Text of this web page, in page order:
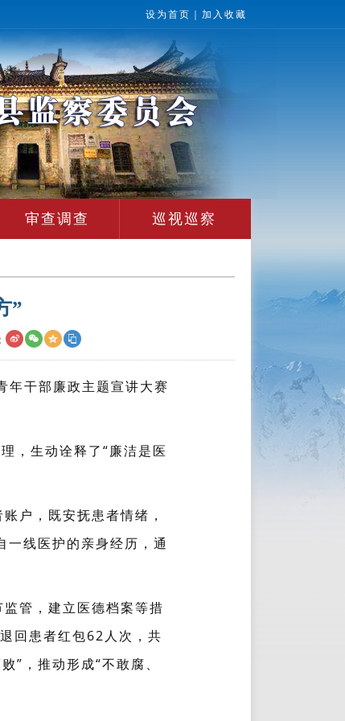
设为首页 加入收藏
审查调查 巡视巡察
”
年干部廉政主题宣讲大赛
，生动诠释了“廉洁是医
户，既安抚患者情绪，
线医护的亲身经历，通
管，建立医德档案等措
回患者红包62人次，共
”，推动形成“不敢腐、